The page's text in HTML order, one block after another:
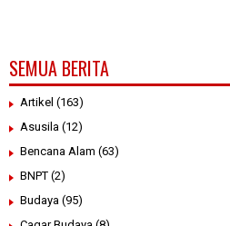
SEMUA BERITA
Artikel (163)
Asusila (12)
Bencana Alam (63)
BNPT (2)
Budaya (95)